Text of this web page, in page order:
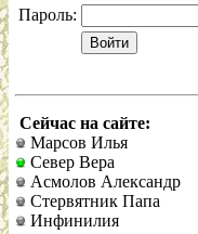
Пароль:
Сейчас на сайте:
Марсов Илья
Север Вера
Асмолов Александр
Стервятник Папа
Инфинилия